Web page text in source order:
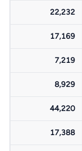
22,232
17,169
7,219
8,929
44,220
17,388